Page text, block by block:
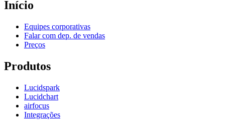
Início
Equipes corporativas
Falar com dep. de vendas
Preços
Produtos
Lucidspark
Lucidchart
airfocus
Integrações